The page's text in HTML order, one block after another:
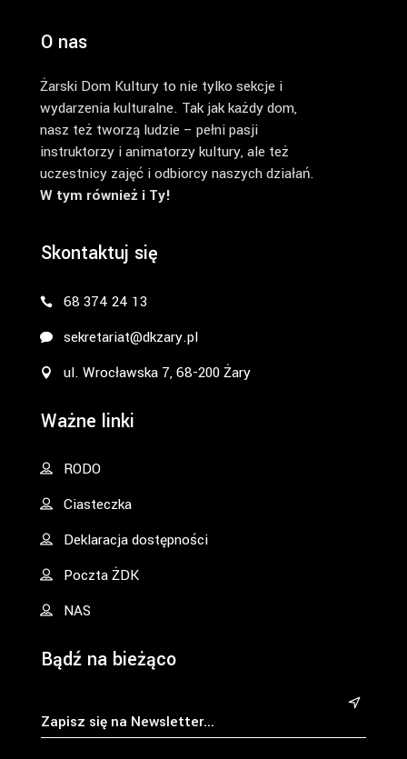
O nas
Żarski Dom Kultury to nie tylko sekcje i
wydarzenia kulturalne. Tak jak każdy dom,
nasz też tworzą ludzie – pełni pasji
instruktorzy i animatorzy kultury, ale też
uczestnicy zajęć i odbiorcy naszych działań.
W tym również i Ty!
Skontaktuj się
68 374 24 13
sekretariat@dkzary.pl
ul. Wrocławska 7, 68-200 Żary
Ważne linki
RODO
Ciasteczka
Deklaracja dostępności
Poczta ŻDK
NAS
Bądź na bieżąco
&